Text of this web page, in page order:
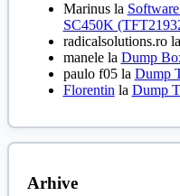
Marinusla
SC450K
radicalsolutions.rola
manelela Dump
paulo f05la Dump
Florentinla Dump
Arhive